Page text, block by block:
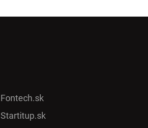
Fontech.sk
Startitup.sk